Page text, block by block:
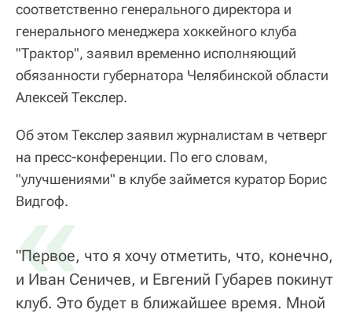
соответственно генерального директора и
генерального менеджера хоккейного клуба
"Трактор", заявил временно исполняющий
обязанности губернатора Челябинской области
Алексей Текслер.
Об этом Текслер заявил журналистам в четверг
на пресс-конференции. По его словам,
"улучшениями" в клубе займется куратор Борис
Видгоф.
«
"Первое, что я хочу отметить, что, конечно,
и Иван Сеничев, и Евгений Губарев покинут
клуб. Это будет в ближайшее время. Мной